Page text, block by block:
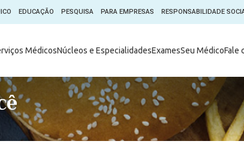
EDUCAÇÃO PESQUISA PARA EMPRESAS RESPONSABILIDADE
MédicosNúcleos e EspecialidadesExamesSeu MédicoFale
Ambulatório Digital
Comitê de Ética em Pesquisa (CEP)
Conheça o Moinhos Empresas
Blog Saúde e Você
Convênios
de Vento
Nossa